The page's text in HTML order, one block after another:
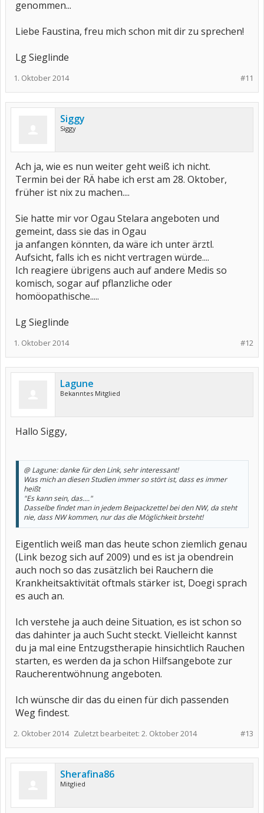
genommen...
Liebe Faustina, freu mich schon mit dir zu sprechen!
Lg Sieglinde
#11
1. Oktober 2014
Siggy
Siggy
Ach ja, wie es nun weiter geht weiß ich nicht.
Termin bei der RÄ habe ich erst am 28. Oktober,
früher ist nix zu machen....
Sie hatte mir vor Ogau Stelara angeboten und
gemeint, dass sie das in Ogau
ja anfangen könnten, da wäre ich unter ärztl.
Aufsicht, falls ich es nicht vertragen würde....
Ich reagiere übrigens auch auf andere Medis so
komisch, sogar auf pflanzliche oder
homöopathische.....
Lg Sieglinde
#12
1. Oktober 2014
Lagune
Bekanntes Mitglied
Hallo Siggy,
@ Lagune: danke für den Link, sehr interessant!
Was mich an diesen Studien immer so stört ist, dass es immer
heißt
"Es kann sein, das...."
Dasselbe findet man in jedem Beipackzettel bei den NW, da steht
nie, dass NW kommen, nur das die Möglichkeit brsteht!
Eigentlich weiß man das heute schon ziemlich genau
(Link bezog sich auf 2009) und es ist ja obendrein
auch noch so das zusätzlich bei Rauchern die
Krankheitsaktivität oftmals stärker ist, Doegi sprach
es auch an.
Ich verstehe ja auch deine Situation, es ist schon so
das dahinter ja auch Sucht steckt. Vielleicht kannst
du ja mal eine Entzugstherapie hinsichtlich Rauchen
starten, es werden da ja schon Hilfsangebote zur
Raucherentwöhnung angeboten.
Ich wünsche dir das du einen für dich passenden
Weg findest.
#13
2. Oktober 2014 Zuletzt bearbeitet: 2. Oktober 2014
Sherafina86
Mitglied